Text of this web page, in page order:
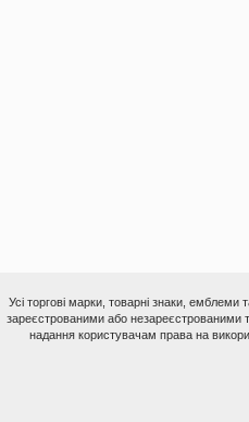
Усі торгові марки, товарні знаки, емблеми
зареєстрованими або незареєстрованими
надання користувачам права на